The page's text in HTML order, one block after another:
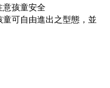
意孩童安全
可自由進出之型態，並